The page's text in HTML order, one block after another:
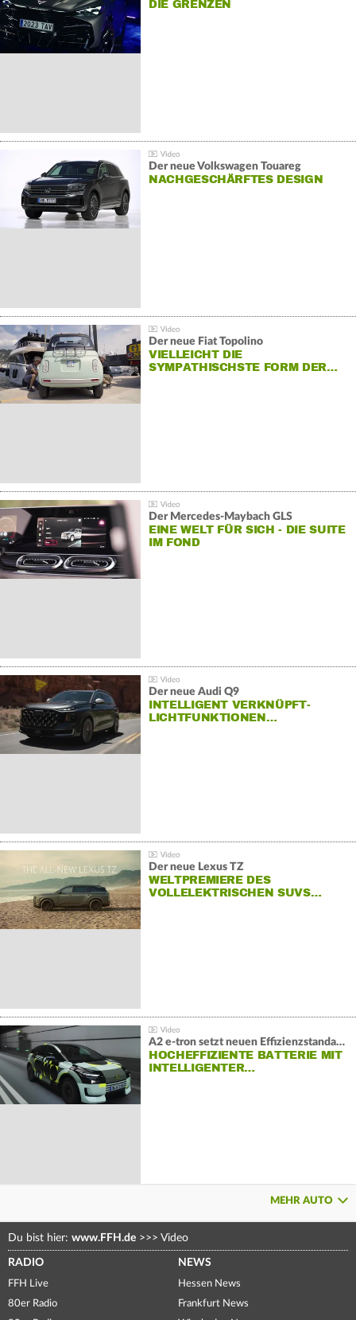
DIE GRENZEN
Der neue Volkswagen Touareg
NACHGESCHÄRFTES DESIGN
Der neue Fiat Topolino
VIELLEICHT DIE
SYMPATHISCHSTE FORM DER…
Der Mercedes‑Maybach GLS
EINE WELT FÜR SICH - DIE SUITE
IM FOND
Der neue Audi Q9
INTELLIGENT VERKNÜPFT-
LICHTFUNKTIONEN…
Der neue Lexus TZ
WELTPREMIERE DES
VOLLELEKTRISCHEN SUVS…
A2 e-tron setzt neuen Effizienzstandard bei Audi
HOCHEFFIZIENTE BATTERIE MIT
INTELLIGENTER…
MEHR AUTO
Du bist hier: www.FFH.de >>> Video
RADIO
FFH Live
80er Radio
NEWS
Hessen News
Frankfurt News